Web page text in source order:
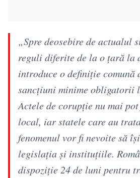
„Spre deosebire de actualul
reguli diferite de la o țară la
introduce o definiție comună
sancțiuni minime obligatorii
Actele de corupție nu mai
local, iar statele care au
fenomenul vor fi nevoite să
legislația și instituțiile.
dispoziție 24 de luni pentru